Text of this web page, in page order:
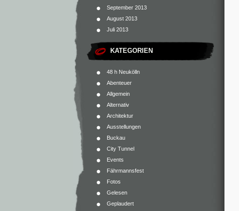
September 2013
August 2013
Juli 2013
KATEGORIEN
48 h Neukölln
Abenteuer
Allgemein
Alternativ
Architektur
Ausstellungen
Buckau
City Tunnel
Events
Fährmannsfest
Fotos
Gelesen
Geplaudert